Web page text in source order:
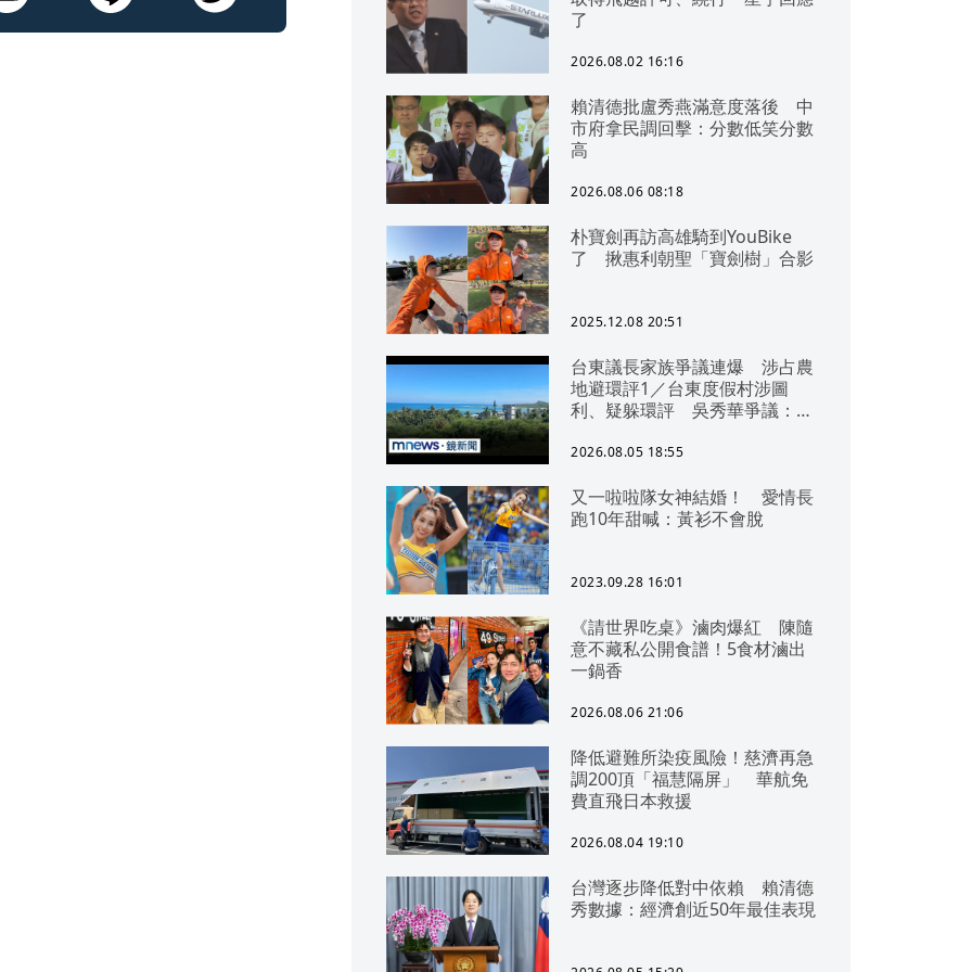
了
2026.08.02 16:16
賴清德批盧秀燕滿意度落後 中
市府拿民調回擊：分數低笑分數
高
2026.08.06 08:18
朴寶劍再訪高雄騎到YouBike
了 揪惠利朝聖「寶劍樹」合影
2025.12.08 20:51
台東議長家族爭議連爆 涉占農
地避環評1／台東度假村涉圖
利、疑躲環評 吳秀華爭議：概
2026.08.05 18:55
又一啦啦隊女神結婚！ 愛情長
跑10年甜喊：黃衫不會脫
2023.09.28 16:01
《請世界吃桌》滷肉爆紅 陳隨
意不藏私公開食譜！5食材滷出
一鍋香
2026.08.06 21:06
降低避難所染疫風險！慈濟再急
調200頂「福慧隔屏」 華航免
費直飛日本救援
2026.08.04 19:10
台灣逐步降低對中依賴 賴清德
秀數據：經濟創近50年最佳表現